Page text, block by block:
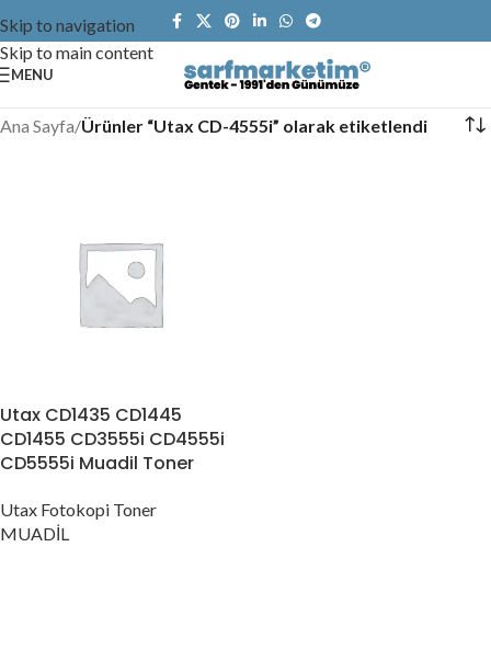
Skip to navigation
Skip to main content
MENU
Ana Sayfa/Ürünler “Utax CD-4555i” olarak etiketlendi
Utax CD1435 CD1445
CD1455 CD3555i CD4555i
CD5555i Muadil Toner
Utax Fotokopi Toner
MUADİL